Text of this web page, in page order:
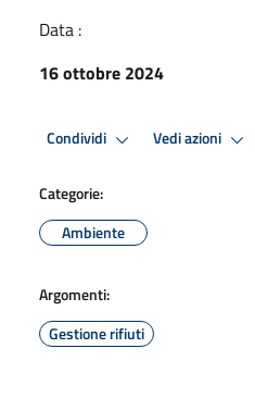
Data :
16 ottobre 2024
Condividi Vedi azioni
Categorie:
Ambiente
Argomenti:
Gestione rifiuti